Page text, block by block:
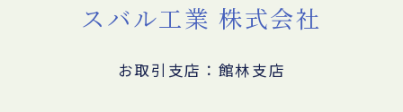
スバル工業 株式会社
お取引支店：館林支店